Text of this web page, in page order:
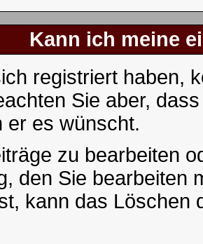
Kann ich meine
registriert haben,
Sie aber,
er es wünscht.
zu bearbeiten
den Sie bearbeiten
kann das Löschen